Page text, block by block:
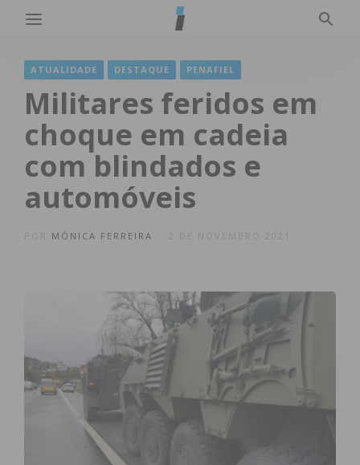
ATUALIDADE DESTAQUE PENAFIEL
Militares feridos em
choque em cadeia
com blindados e
automóveis
MÓNICA FERREIRA